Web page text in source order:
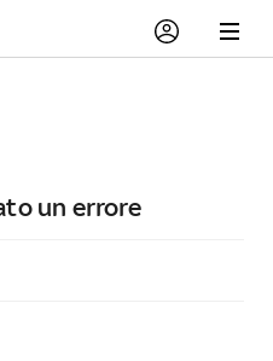
un errore